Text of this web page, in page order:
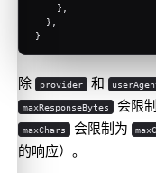
    },
  },
}
除 provider 和
maxResponseBytes 会限
maxChars 会限制为
的响应）。